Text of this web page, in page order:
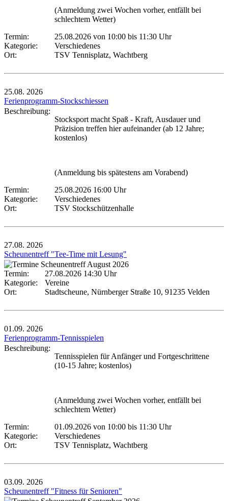
(Anmeldung zwei Wochen vorher, entfällt bei
schlechtem Wetter)
Termin:
25.08.2026 von 10:00 bis 11:30 Uhr
Kategorie:
Verschiedenes
Ort:
TSV Tennisplatz, Wachtberg
25.08. 2026
Ferienprogramm-Stockschiessen
Beschreibung:
Stocksport macht Spaß - Kraft, Ausdauer und
Präzision treffen hier aufeinander (ab 12 Jahre;
kostenlos)
(Anmeldung bis spätestens am Vorabend)
Termin:
25.08.2026 16:00 Uhr
Kategorie:
Verschiedenes
Ort:
TSV Stockschützenhalle
27.08. 2026
Scheunentreff "Tee-Time mit Lesung"
Termin:
27.08.2026 14:30 Uhr
Kategorie:
Vereine
Ort:
Stadtscheune, Nürnberger Straße 10, 91235 Velden
01.09. 2026
Ferienprogramm-Tennisspielen
Beschreibung:
Tennisspielen für Anfänger und Fortgeschrittene
(10-15 Jahre; kostenlos)
(Anmeldung zwei Wochen vorher, entfällt bei
schlechtem Wetter)
Termin:
01.09.2026 von 10:00 bis 11:30 Uhr
Kategorie:
Verschiedenes
Ort:
TSV Tennisplatz, Wachtberg
03.09. 2026
Scheunentreff "Fitness für Senioren"